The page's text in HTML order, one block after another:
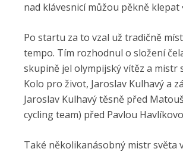
nad klávesnicí můžou pěkně klepat
Po startu za to vzal už tradičně
tempo. Tím rozhodnul o složení
skupině jel olympijský vítěz a mistr
Kolo pro život, Jaroslav Kulhavý a
Jaroslav Kulhavý těsně před
cycling team) před Pavlou
Také několikanásobný mistr světa